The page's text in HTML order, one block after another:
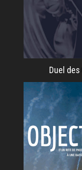
Duel